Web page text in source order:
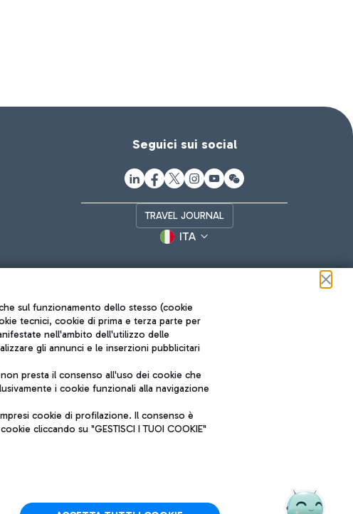
Seguici sui social
TRAVEL JOURNAL
ITA
Roma FCO
L'aeroporto stellato
SOSTENIBILITÀ INNOVAZIONE
sul funzionamento dello stesso (cookie
tecnici, cookie di prima e terza parte per
nell'ambito dell'utilizzo delle
gli annunci e le inserzioni pubblicitari
non presta il consenso all'uso dei cookie che
i cookie funzionali alla navigazione
cookie di profilazione. Il consenso è
cliccando su "GESTISCI I TUOI COOKIE"